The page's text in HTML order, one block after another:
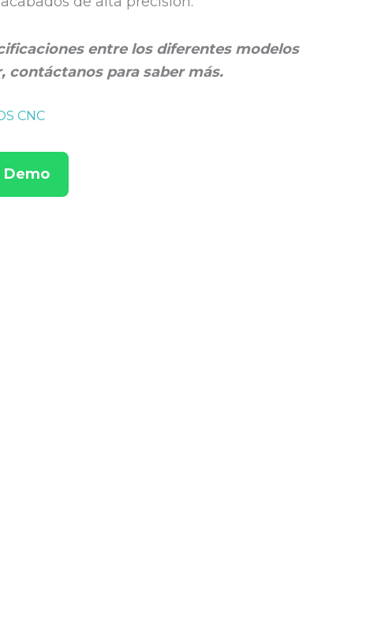
entre los diferentes modelos
contáctanos para saber más.
CNC